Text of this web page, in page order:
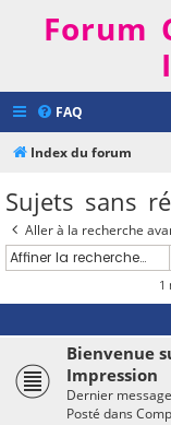
Forum
FAQ
Index du forum
Sujets sans
Aller à la recherche
1
Bienvenue
Impression
Dernier
Posté dans